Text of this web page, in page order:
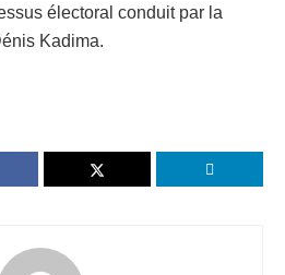
électoral conduit par la
Kadima.